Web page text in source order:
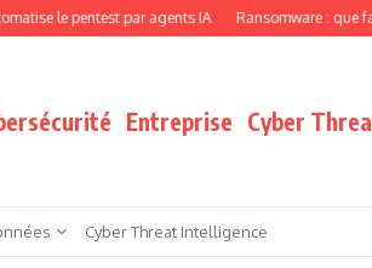
pentest par agents IA Ransomware : que faire
Entreprise Cyber
Cyber Threat Intelligence